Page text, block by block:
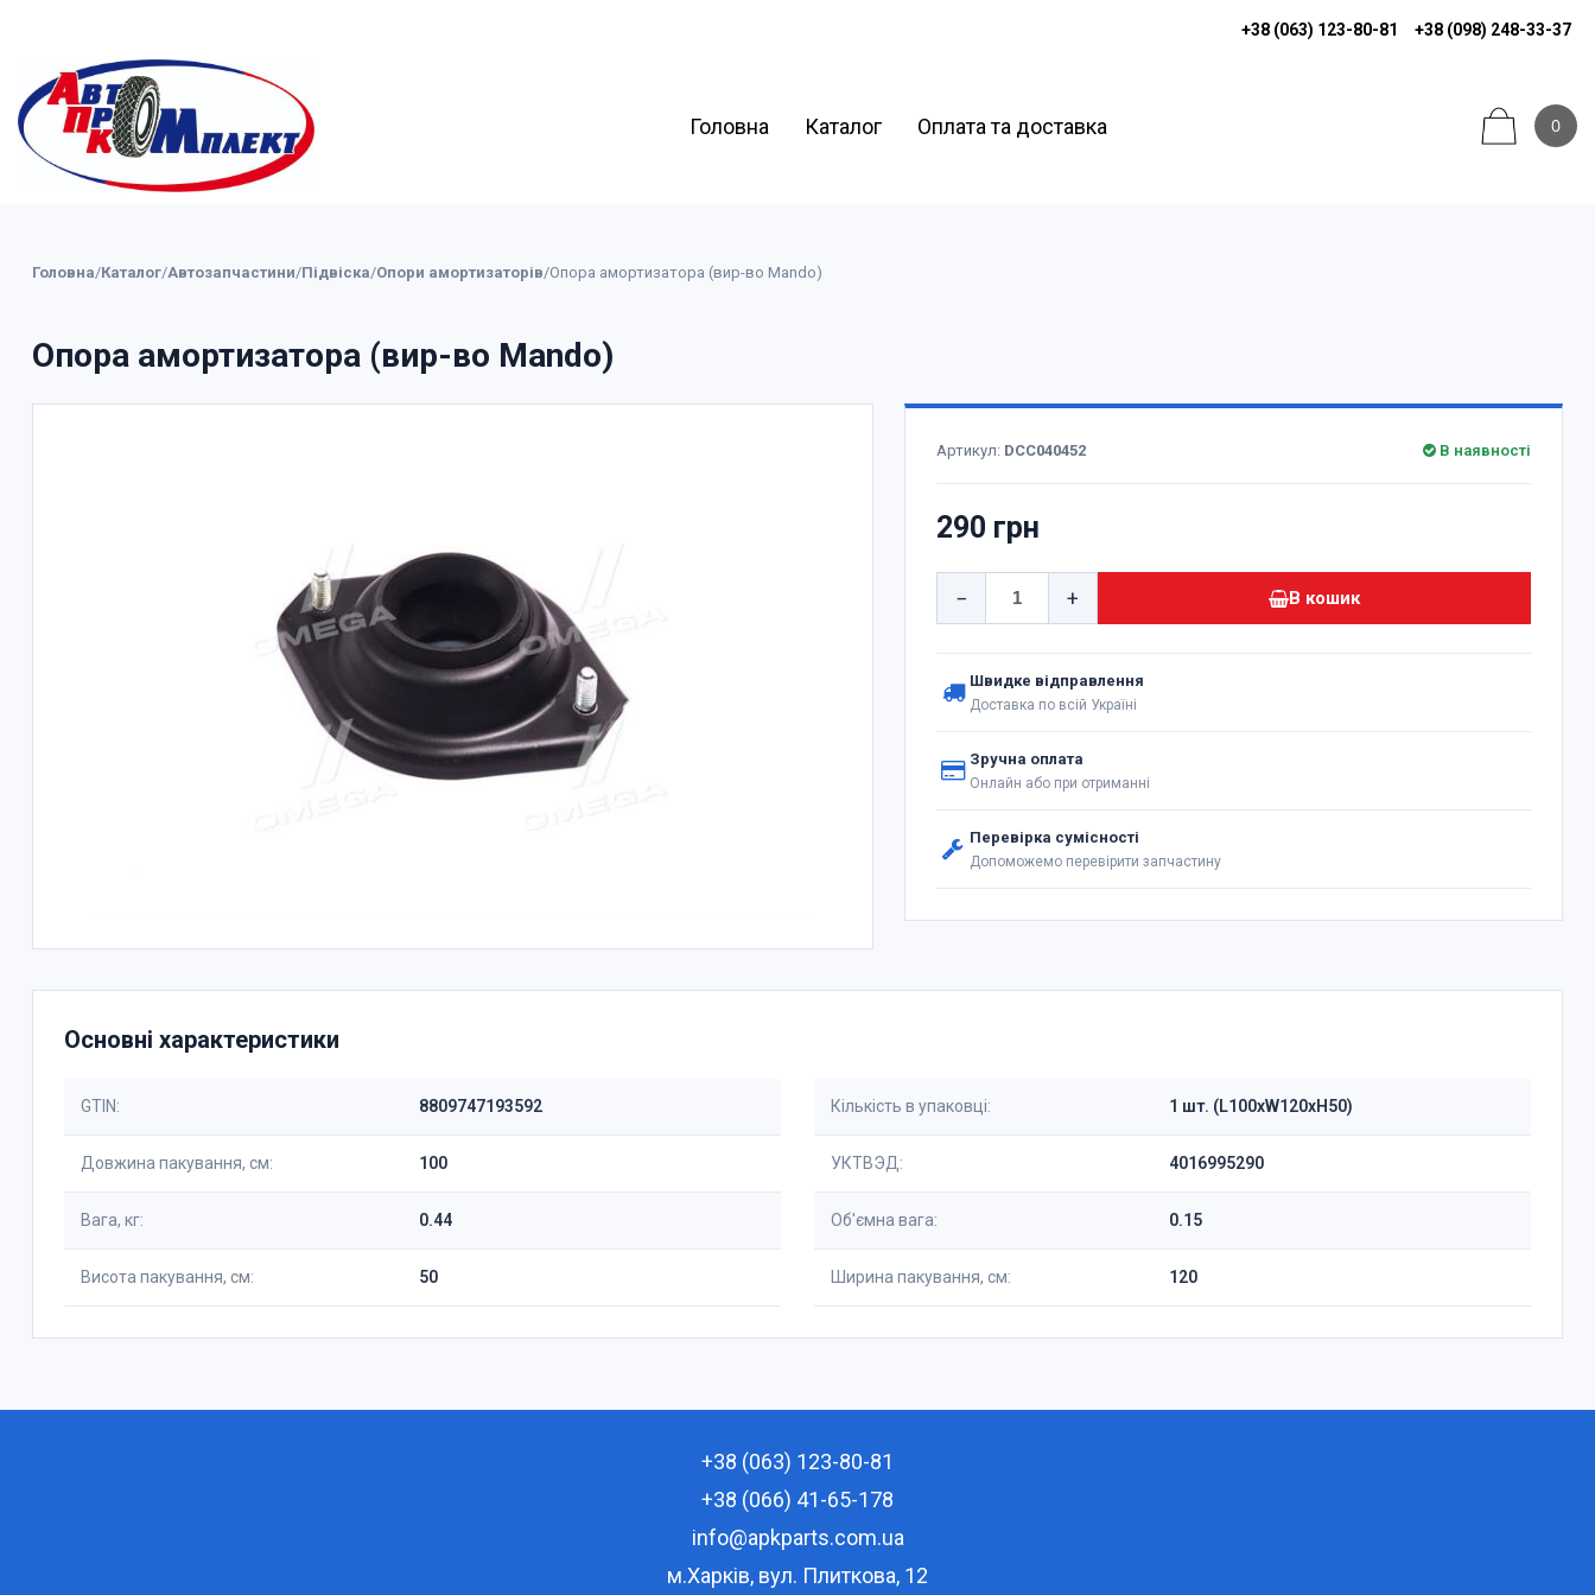
+38 (063) 123-80-81 +38 (098) 248-33-37
Головна Каталог Оплата та доставка 0
Головна/Каталог/Автозапчастини/Підвіска/Опори амортизаторів/Опора амортизатора (вир-во Mando)
Опора амортизатора (вир-во Mando)
Артикул: DCC040452 В наявності
290 грн
− + В кошик
Швидке відправлення
Доставка по всій Україні
Зручна оплата
Онлайн або при отриманні
Перевірка сумісності
Допоможемо перевірити запчастину
Основні характеристики
GTIN: 8809747193592 Кількість в упаковці: 1 шт. (L100xW120xH50)
Довжина пакування, см: 100 УКТВЭД: 4016995290
Вага, кг: 0.44 Об'ємна вага: 0.15
Висота пакування, см: 50 Ширина пакування, см: 120
+38 (063) 123-80-81
+38 (066) 41-65-178
info@apkparts.com.ua
м.Харків, вул. Плиткова, 12